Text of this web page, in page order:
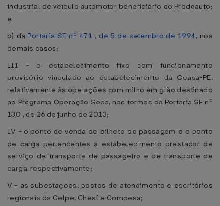
industrial de veículo automotor beneficiário do Prodeauto;
e
b) da Portaria SF nº 471 , de 5 de setembro de 1994, nos
demais casos;
III - o estabelecimento fixo com funcionamento
provisório vinculado ao estabelecimento da Ceasa-PE,
relativamente às operações com milho em grão destinado
ao Programa Operação Seca, nos termos da Portaria SF nº
130 , de 26 de junho de 2013;
IV - o ponto de venda de bilhete de passagem e o ponto
de carga pertencentes a estabelecimento prestador de
serviço de transporte de passageiro e de transporte de
carga, respectivamente;
V - as subestações, postos de atendimento e escritórios
regionais da Celpe, Chesf e Compesa;